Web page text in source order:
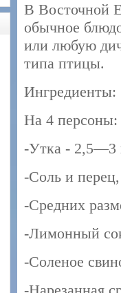
В Восточной
обычное
или любую
типа птицы.
Ингредиенты:
На 4 персоны:
-Утка - 2,5—3
-Соль и перец,
-Средних
-Лимонный
-Соленое